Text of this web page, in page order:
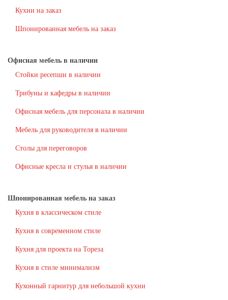
Кухни на заказ
Шпонированная мебель на заказ
Офисная мебель в наличии
Стойки ресепшн в наличии
Трибуны и кафедры в наличии
Офисная мебель для персонала в наличии
Мебель для руководителя в наличии
Столы для переговоров
Офисные кресла и стулья в наличии
Шпонированная мебель на заказ
Кухня в классическом стиле
Кухня в современном стиле
Кухня для проекта на Тореза
Кухня в стиле минимализм
Кухонный гарнитур для небольшой кухни